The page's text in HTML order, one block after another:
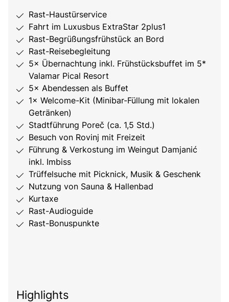
Rast-Haustürservice
Fahrt im Luxusbus ExtraStar 2plus1
Rast-Begrüßungsfrühstück an Bord
Rast-Reisebegleitung
5× Übernachtung inkl. Frühstücksbuffet im 5*
Valamar Pical Resort
5× Abendessen als Buffet
1× Welcome-Kit (Minibar-Füllung mit lokalen
Getränken)
Stadtführung Poreč (ca. 1,5 Std.)
Besuch von Rovinj mit Freizeit
Führung & Verkostung im Weingut Damjanić
inkl. Imbiss
Trüffelsuche mit Picknick, Musik & Geschenk
Nutzung von Sauna & Hallenbad
Kurtaxe
Rast-Audioguide
Rast-Bonuspunkte
Highlights